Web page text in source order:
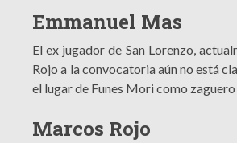
Emmanuel Mas
El ex jugador de San Lorenzo,
Rojo a la convocatoria aún no está
el lugar de Funes Mori como
Marcos Rojo